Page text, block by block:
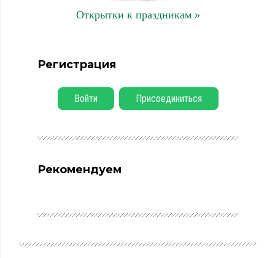
Открытки к праздникам »
Регистрация
Войти Присоединиться
Рекомендуем